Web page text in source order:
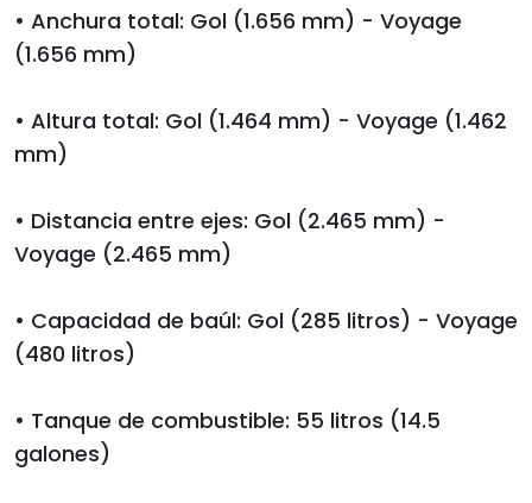
• Anchura total: Gol (1.656 mm) - Voyage
(1.656 mm)
• Altura total: Gol (1.464 mm) - Voyage (1.462
mm)
• Distancia entre ejes: Gol (2.465 mm) -
Voyage (2.465 mm)
• Capacidad de baúl: Gol (285 litros) - Voyage
(480 litros)
• Tanque de combustible: 55 litros (14.5
galones)